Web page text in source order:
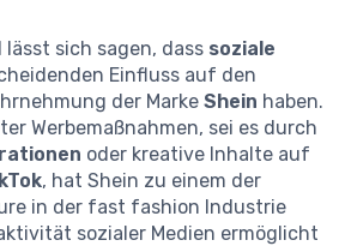
sich sagen, dass soziale
Einfluss auf den
der Marke Shein haben.
Werbemaßnahmen, sei es durch
oder kreative Inhalte auf
, hat Shein zu einem der
in der fast fashion Industrie
sozialer Medien ermöglicht